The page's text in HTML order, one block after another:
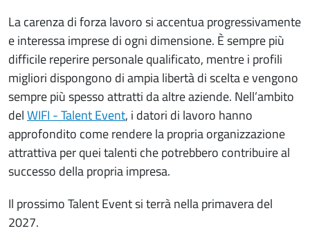
La carenza di forza lavoro si accentua progressivamente
e interessa imprese di ogni dimensione. È sempre più
difficile reperire personale qualificato, mentre i profili
migliori dispongono di ampia libertà di scelta e vengono
sempre più spesso attratti da altre aziende. Nell’ambito
delWIFI - Talent Event, i datori di lavoro hanno
approfondito come rendere la propria organizzazione
attrattiva per quei talenti che potrebbero contribuire al
successo della propria impresa.
Il prossimo Talent Event si terrà nella primavera del
2027.